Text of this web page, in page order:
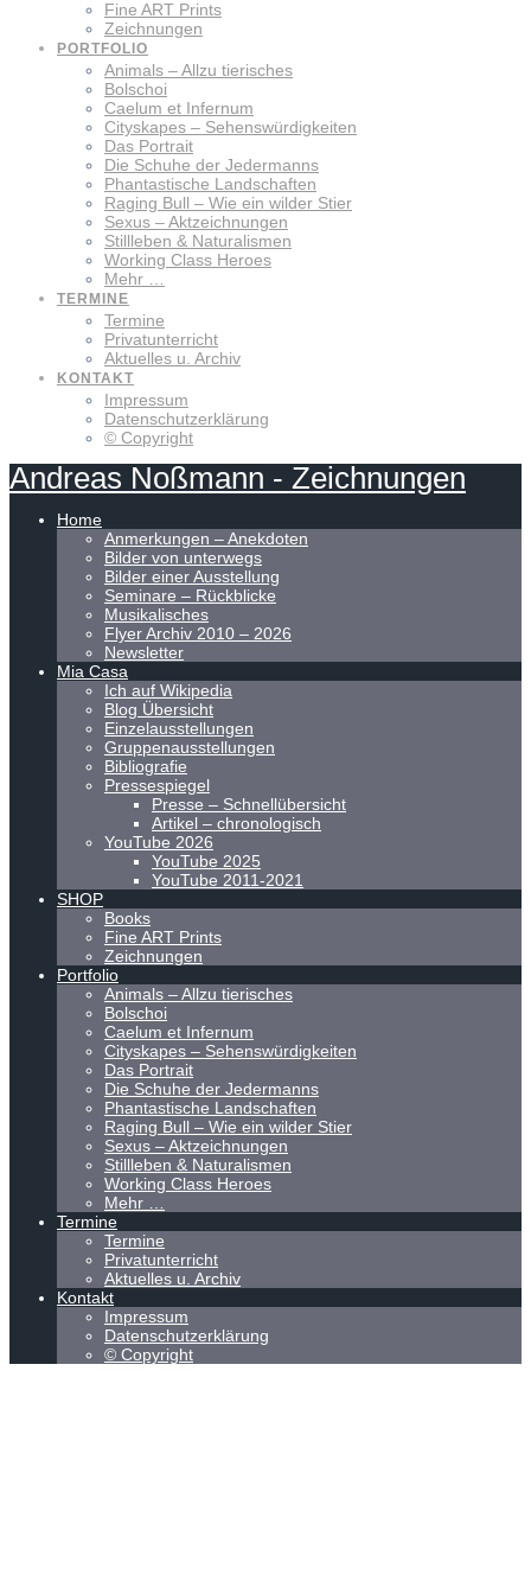
Fine ART Prints
Zeichnungen
PORTFOLIO
Animals – Allzu tierisches
Bolschoi
Caelum et Infernum
Cityskapes – Sehenswürdigkeiten
Das Portrait
Die Schuhe der Jedermanns
Phantastische Landschaften
Raging Bull – Wie ein wilder Stier
Sexus – Aktzeichnungen
Stillleben & Naturalismen
Working Class Heroes
Mehr …
TERMINE
Termine
Privatunterricht
Aktuelles u. Archiv
KONTAKT
Impressum
Datenschutzerklärung
© Copyright
Andreas Noßmann - Zeichnungen
Home
Anmerkungen – Anekdoten
Bilder von unterwegs
Bilder einer Ausstellung
Seminare – Rückblicke
Musikalisches
Flyer Archiv 2010 – 2026
Newsletter
Mia Casa
Ich auf Wikipedia
Blog Übersicht
Einzelausstellungen
Gruppenausstellungen
Bibliografie
Pressespiegel
Presse – Schnellübersicht
Artikel – chronologisch
YouTube 2026
YouTube 2025
YouTube 2011-2021
SHOP
Books
Fine ART Prints
Zeichnungen
Portfolio
Animals – Allzu tierisches
Bolschoi
Caelum et Infernum
Cityskapes – Sehenswürdigkeiten
Das Portrait
Die Schuhe der Jedermanns
Phantastische Landschaften
Raging Bull – Wie ein wilder Stier
Sexus – Aktzeichnungen
Stillleben & Naturalismen
Working Class Heroes
Mehr …
Termine
Termine
Privatunterricht
Aktuelles u. Archiv
Kontakt
Impressum
Datenschutzerklärung
© Copyright